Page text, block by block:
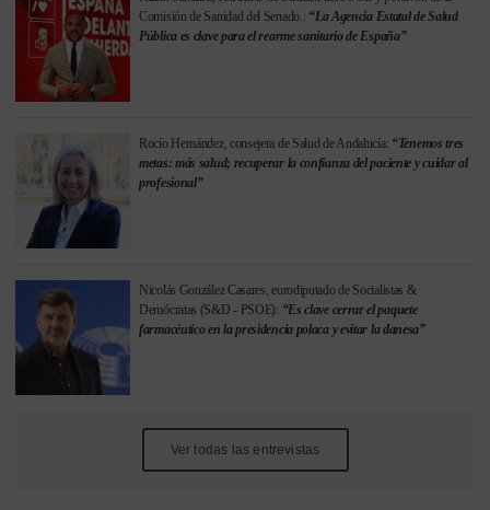
Comisión de Sanidad del Senado.: “La Agencia Estatal de Salud
Pública es clave para el rearme sanitario de España”
Rocío Hernández, consejera de Salud de Andalucía: “Tenemos tres
metas: más salud; recuperar la confianza del paciente y cuidar al
profesional”
Nicolás González Casares, eurodiputado de Socialistas &
Demócratas (S&D - PSOE): “Es clave cerrar el paquete
farmacéutico en la presidencia polaca y evitar la danesa”
Ver todas las entrevistas